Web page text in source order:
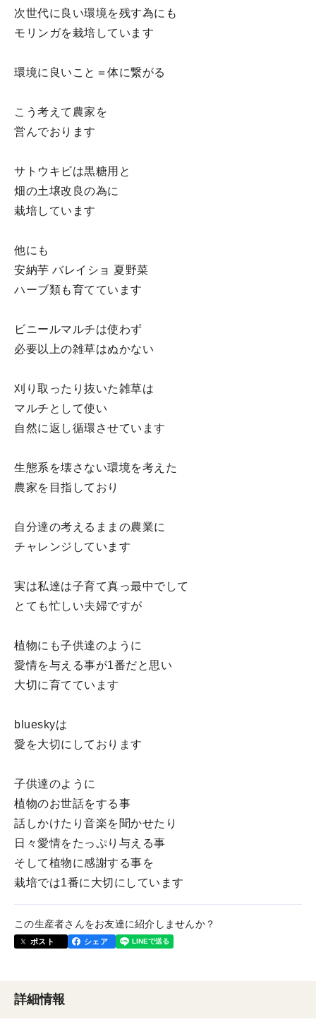
次世代に良い環境を残す為にも
モリンガを栽培しています
環境に良いこと＝体に繋がる
こう考えて農家を
営んでおります
サトウキビは黒糖用と
畑の土壌改良の為に
栽培しています
他にも
安納芋 バレイショ 夏野菜
ハーブ類も育てています
ビニールマルチは使わず
必要以上の雑草はぬかない
刈り取ったり抜いた雑草は
マルチとして使い
自然に返し循環させています
生態系を壊さない環境を考えた
農家を目指しており
自分達の考えるままの農業に
チャレンジしています
実は私達は子育て真っ最中でして
とても忙しい夫婦ですが
植物にも子供達のように
愛情を与える事が1番だと思い
大切に育てています
blueskyは
愛を大切にしております
子供達のように
植物のお世話をする事
話しかけたり音楽を聞かせたり
日々愛情をたっぷり与える事
そして植物に感謝する事を
栽培では1番に大切にしています
この生産者さんをお友達に紹介しませんか？
ポスト シェア
詳細情報